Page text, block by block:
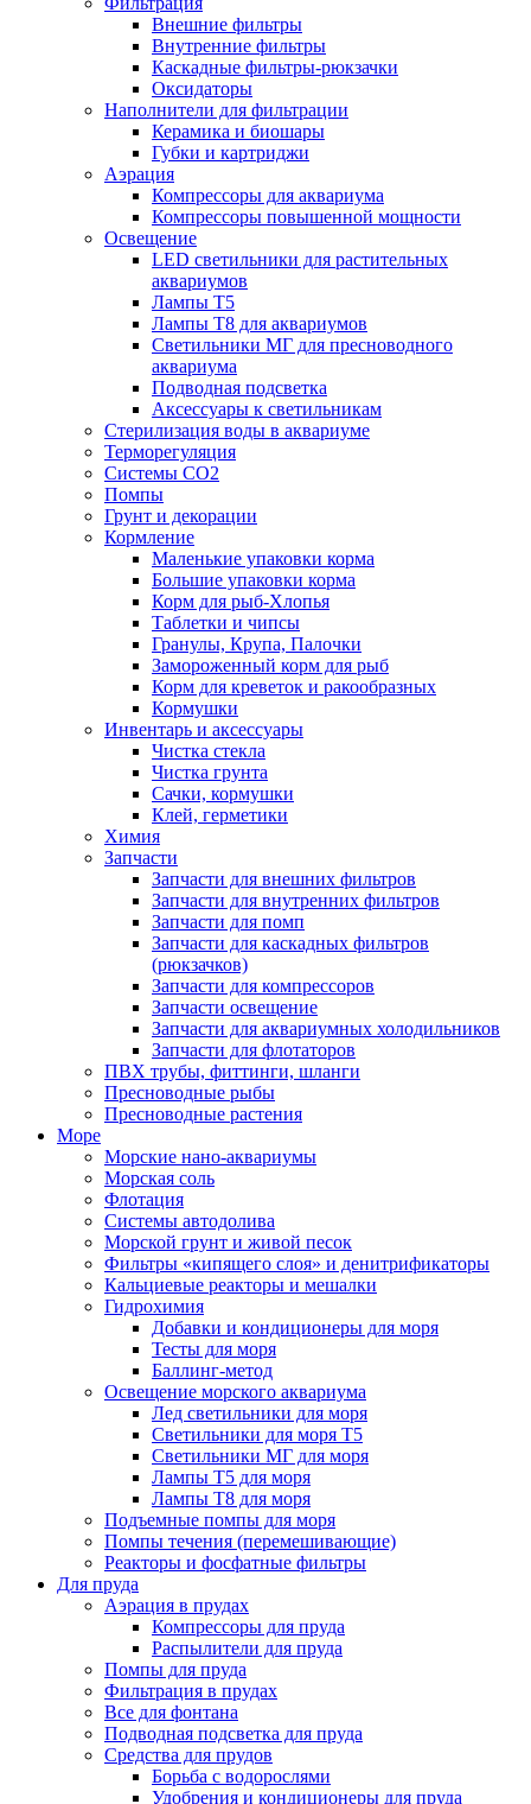
Внешние фильтры
Внутренние фильтры
Каскадные фильтры-рюкзачки
Оксидаторы
Наполнители для фильтрации
Керамика и биошары
Губки и картриджи
Аэрация
Компрессоры для аквариума
Компрессоры повышенной мощности
Освещение
LED светильники для растительных
аквариумов
Лампы Т5
Лампы Т8 для аквариумов
Светильники МГ для пресноводного
аквариума
Подводная подсветка
Аксессуары к светильникам
Стерилизация воды в аквариуме
Терморегуляция
Системы СО2
Помпы
Грунт и декорации
Кормление
Маленькие упаковки корма
Большие упаковки корма
Корм для рыб-Хлопья
Таблетки и чипсы
Гранулы, Крупа, Палочки
Замороженный корм для рыб
Корм для креветок и ракообразных
Кормушки
Инвентарь и аксессуары
Чистка стекла
Чистка грунта
Сачки, кормушки
Клей, герметики
Химия
Запчасти
Запчасти для внешних фильтров
Запчасти для внутренних фильтров
Запчасти для помп
Запчасти для каскадных фильтров
(рюкзачков)
Запчасти для компрессоров
Запчасти освещение
Запчасти для аквариумных холодильников
Запчасти для флотаторов
ПВХ трубы, фиттинги, шланги
Пресноводные рыбы
Пресноводные растения
Море
Морские нано-аквариумы
Морская соль
Флотация
Системы автодолива
Морской грунт и живой песок
Фильтры «кипящего слоя» и денитрификаторы
Кальциевые реакторы и мешалки
Гидрохимия
Добавки и кондиционеры для моря
Тесты для моря
Баллинг-метод
Освещение морского аквариума
Лед светильники для моря
Светильники для моря Т5
Светильники МГ для моря
Лампы Т5 для моря
Лампы Т8 для моря
Подъемные помпы для моря
Помпы течения (перемешивающие)
Реакторы и фосфатные фильтры
Для пруда
Аэрация в прудах
Компрессоры для пруда
Распылители для пруда
Помпы для пруда
Фильтрация в прудах
Все для фонтана
Подводная подсветка для пруда
Средства для прудов
Борьба с водорослями
Удобрения и кондиционеры для пруда